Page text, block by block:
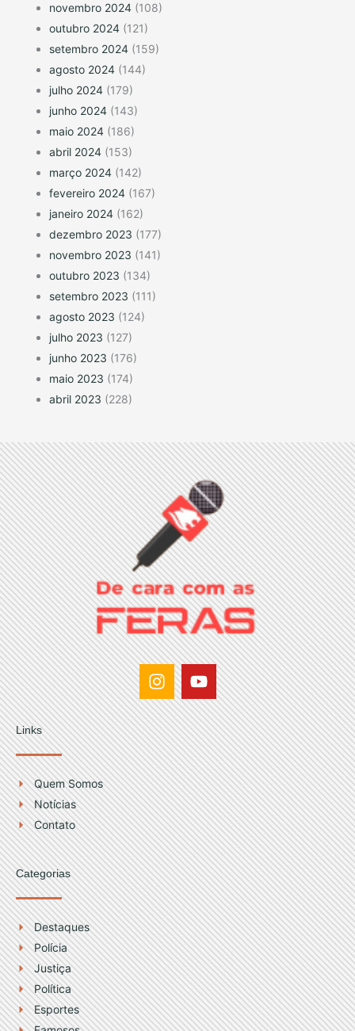
novembro 2024 (108)
outubro 2024 (121)
setembro 2024 (159)
agosto 2024 (144)
julho 2024 (179)
junho 2024 (143)
maio 2024 (186)
abril 2024 (153)
março 2024 (142)
fevereiro 2024 (167)
janeiro 2024 (162)
dezembro 2023 (177)
novembro 2023 (141)
outubro 2023 (134)
setembro 2023 (111)
agosto 2023 (124)
julho 2023 (127)
junho 2023 (176)
maio 2023 (174)
abril 2023 (228)
I
n
s
t
a
g
r
a
m
Y
o
u
t
u
b
e
Links
Quem Somos
Notícias
Contato
Categorias
Destaques
Polícia
Justiça
Política
Esportes